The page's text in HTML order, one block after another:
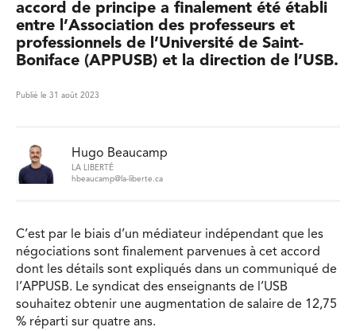
accord de principe a finalement été établi
entre l’Association des professeurs et
professionnels de l’Université de Saint-
Boniface (APPUSB) et la direction de l’USB.
Publié le 31 août 2023
Hugo Beaucamp
LA LIBERTÉ
hbeaucamp@la-liberte.ca
C’est par le biais d’un médiateur indépendant que les
négociations sont finalement parvenues à cet accord
dont les détails sont expliqués dans un communiqué de
l’APPUSB. Le syndicat des enseignants de l’USB
souhaitez obtenir une augmentation de salaire de 12,75
% réparti sur quatre ans.